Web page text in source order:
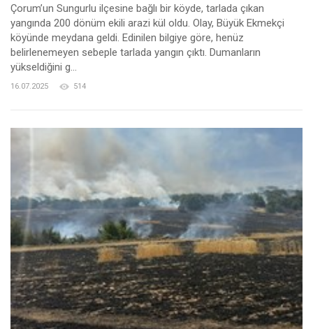
Çorum’un Sungurlu ilçesine bağlı bir köyde, tarlada çıkan
yangında 200 dönüm ekili arazi kül oldu. Olay, Büyük Ekmekçi
köyünde meydana geldi. Edinilen bilgiye göre, henüz
belirlenemeyen sebeple tarlada yangın çıktı. Dumanların
yükseldiğini g...
16.07.2025 514